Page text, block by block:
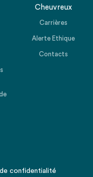
Cheuvreux
Carrières
Alerte Ethique
Contacts
confidentialité